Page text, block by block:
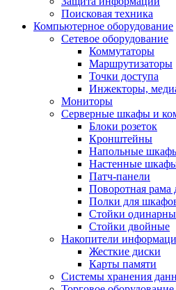
Поисковая техника
Компьютерное оборудование
Сетевое оборудование
Коммутаторы
Маршрутизаторы
Точки доступа
Инжекторы,
Мониторы
Серверные шкафы и
Блоки розеток
Кронштейны
Напольные
Настенные
Патч-панели
Поворотная рама
Полки для
Стойки
Стойки двойные
Накопители
Жесткие диски
Карты памяти
Системы хранения